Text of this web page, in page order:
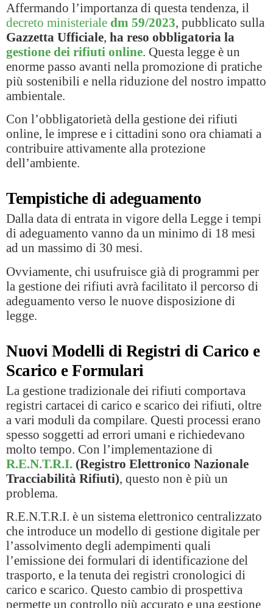
Affermando l’importanza di questa tendenza, il
decreto ministeriale dm 59/2023, pubblicato sulla
Gazzetta Ufficiale, ha reso obbligatoria la
gestione dei rifiuti online. Questa legge è un
enorme passo avanti nella promozione di pratiche
più sostenibili e nella riduzione del nostro impatto
ambientale.
Con l’obbligatorietà della gestione dei rifiuti
online, le imprese e i cittadini sono ora chiamati a
contribuire attivamente alla protezione
dell’ambiente.
Tempistiche di adeguamento
Dalla data di entrata in vigore della Legge i tempi
di adeguamento vanno da un minimo di 18 mesi
ad un massimo di 30 mesi.
Ovviamente, chi usufruisce già di programmi per
la gestione dei rifiuti avrà facilitato il percorso di
adeguamento verso le nuove disposizione di
legge.
Nuovi Modelli di Registri di Carico e
Scarico e Formulari
La gestione tradizionale dei rifiuti comportava
registri cartacei di carico e scarico dei rifiuti, oltre
a vari moduli da compilare. Questi processi erano
spesso soggetti ad errori umani e richiedevano
molto tempo. Con l’implementazione di
R.E.N.T.R.I. (Registro Elettronico Nazionale
Tracciabilità Rifiuti), questo non è più un
problema.
R.E.N.T.R.I. è un sistema elettronico centralizzato
che introduce un modello di gestione digitale per
l’assolvimento degli adempimenti quali
l’emissione dei formulari di identificazione del
trasporto, e la tenuta dei registri cronologici di
carico e scarico. Questo cambio di prospettiva
permette un controllo più accurato e una gestione